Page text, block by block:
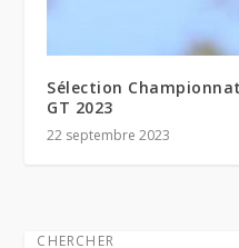
Sélection
GT 2023
22 septembre 2023